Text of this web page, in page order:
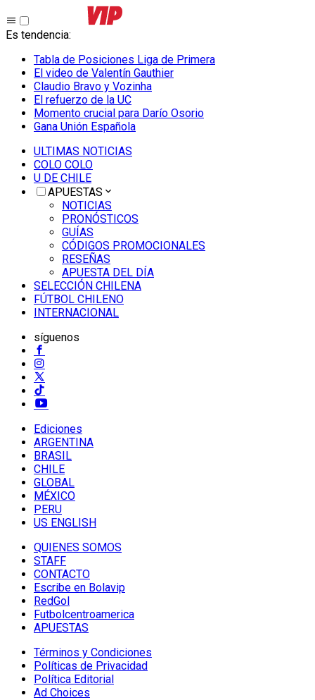
Es tendencia:
Tabla de Posiciones Liga de Primera
El video de Valentín Gauthier
Claudio Bravo y Vozinha
El refuerzo de la UC
Momento crucial para Darío Osorio
Gana Unión Española
ULTIMAS NOTICIAS
COLO COLO
U DE CHILE
APUESTAS
NOTICIAS
PRONÓSTICOS
GUÍAS
CÓDIGOS PROMOCIONALES
RESEÑAS
APUESTA DEL DÍA
SELECCIÓN CHILENA
FÚTBOL CHILENO
INTERNACIONAL
síguenos
Ediciones
ARGENTINA
BRASIL
CHILE
GLOBAL
MÉXICO
PERU
US ENGLISH
QUIENES SOMOS
STAFF
CONTACTO
Escribe en Bolavip
RedGol
Futbolcentroamerica
APUESTAS
Términos y Condiciones
Políticas de Privacidad
Política Editorial
Ad Choices